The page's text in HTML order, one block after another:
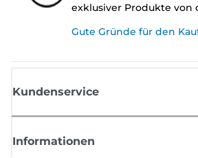
exklusiver Produkte von
Gute Gründe für den
Kundenservice
Informationen